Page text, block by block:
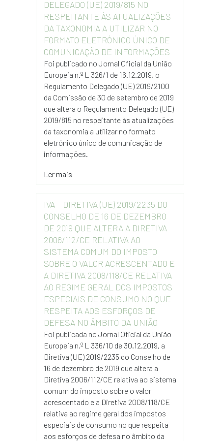
DELEGADO (UE) 2019/815 NO
RESPEITANTE ÀS ATUALIZAÇÕES
DA TAXONOMIA A UTILIZAR NO
FORMATO ELETRÓNICO ÚNICO DE
COMUNICAÇÃO DE INFORMAÇÕES
Foi publicado no Jornal Oficial da União
Europeia n.º L 326/1 de 16.12.2019, o
Regulamento Delegado (UE) 2019/2100
da Comissão de 30 de setembro de 2019
que altera o Regulamento Delegado (UE)
2019/815 no respeitante às atualizações
da taxonomia a utilizar no formato
eletrónico único de comunicação de
informações.
Ler mais
IVA – DIRETIVA (UE) 2019/2235 DO
CONSELHO DE 16 DE DEZEMBRO
DE 2019 QUE ALTERA A DIRETIVA
2006/112/CE RELATIVA AO
SISTEMA COMUM DO IMPOSTO
SOBRE O VALOR ACRESCENTADO E
A DIRETIVA 2008/118/CE RELATIVA
AO REGIME GERAL DOS IMPOSTOS
ESPECIAIS DE CONSUMO NO QUE
RESPEITA AOS ESFORÇOS DE
DEFESA NO ÂMBITO DA UNIÃO
Foi publicada no Jornal Oficial da União
Europeia n.º L 336/10 de 30.12.2019, a
Diretiva (UE) 2019/2235 do Conselho de
16 de dezembro de 2019 que altera a
Diretiva 2006/112/CE relativa ao sistema
comum do imposto sobre o valor
acrescentado e a Diretiva 2008/118/CE
relativa ao regime geral dos impostos
especiais de consumo no que respeita
aos esforços de defesa no âmbito da